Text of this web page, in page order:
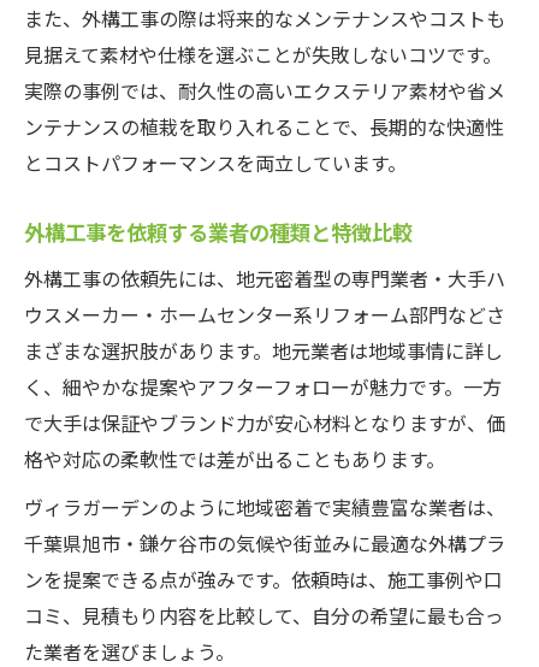
また、外構工事の際は将来的なメンテナンスやコストも
見据えて素材や仕様を選ぶことが失敗しないコツです。
実際の事例では、耐久性の高いエクステリア素材や省メ
ンテナンスの植栽を取り入れることで、長期的な快適性
とコストパフォーマンスを両立しています。
外構工事を依頼する業者の種類と特徴比較
外構工事の依頼先には、地元密着型の専門業者・大手ハ
ウスメーカー・ホームセンター系リフォーム部門などさ
まざまな選択肢があります。地元業者は地域事情に詳し
く、細やかな提案やアフターフォローが魅力です。一方
で大手は保証やブランド力が安心材料となりますが、価
格や対応の柔軟性では差が出ることもあります。
ヴィラガーデンのように地域密着で実績豊富な業者は、
千葉県旭市・鎌ケ谷市の気候や街並みに最適な外構プラ
ンを提案できる点が強みです。依頼時は、施工事例や口
コミ、見積もり内容を比較して、自分の希望に最も合っ
た業者を選びましょう。